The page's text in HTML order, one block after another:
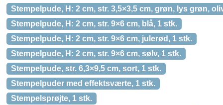
Stempelpude, H: 2 cm, str. 3,5×3,5 cm, grøn, lys grøn,
Stempelpude, H: 2 cm, str. 9×6 cm, blå, 1 stk.
Stempelpude, H: 2 cm, str. 9×6 cm, julerød, 1 stk.
Stempelpude, H: 2 cm, str. 9×6 cm, sølv, 1 stk.
Stempelpude, str. 6,3×9,5 cm, sort, 1 stk.
Stempelpuder med effektsværte, 1 stk.
Stempelsprøjte, 1 stk.